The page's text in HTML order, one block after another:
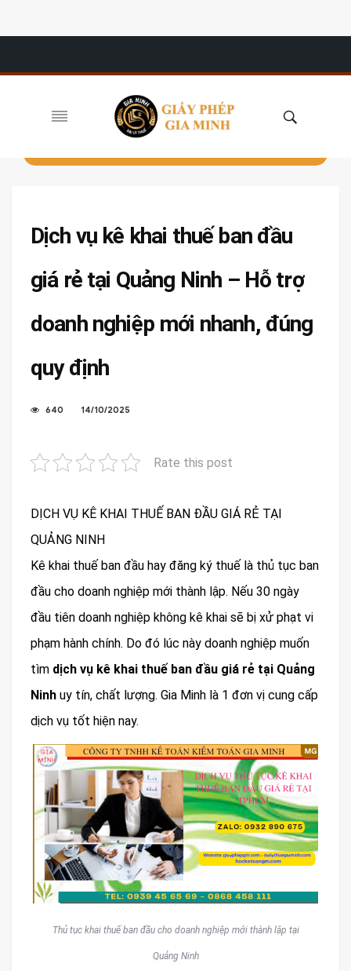
Dịch vụ kê khai thuế ban đầu
giá rẻ tại Quảng Ninh – Hỗ trợ
doanh nghiệp mới nhanh, đúng
quy định
640 14/10/2025
Rate this post
DỊCH VỤ KÊ KHAI THUẾ BAN ĐẦU GIÁ RẺ TẠI
QUẢNG NINH
Kê khai thuế ban đầu hay đăng ký thuế là thủ tục ban
đầu cho doanh nghiệp mới thành lập. Nếu 30 ngày
đầu tiên doanh nghiệp không kê khai sẽ bị xử phạt vi
phạm hành chính. Do đó lúc này doanh nghiệp muốn
tìm dịch vụ kê khai thuế ban đầu giá rẻ tại Quảng
Ninh uy tín, chất lượng. Gia Minh là 1 đơn vị cung cấp
dịch vụ tốt hiện nay.
Thủ tục khai thuế ban đầu cho doanh nghiệp mới thành lập tại
Quảng Ninh